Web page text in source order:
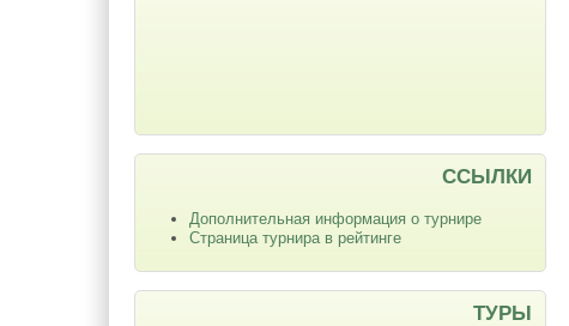
ССЫЛКИ
Дополнительная информация о турнире
Страница турнира в рейтинге
ТУРЫ